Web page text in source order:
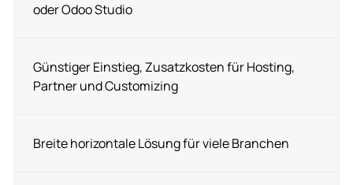
oder Odoo Studio
Günstiger Einstieg, Zusatzkosten für Hosting,
Partner und Customizing
Breite horizontale Lösung für viele Branchen